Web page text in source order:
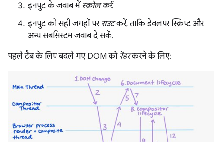
इनपुट के जवाब में स्क्रोल करें.
इनपुट को सही जगहों पर राउटकरें, ताकि डेवलपर स्क्रिप्ट और
अन्य सबसिस्टम जवाब दे सकें.
पहले टैब के लिए बदले गए DOM को रेंडरकरने के लिए: